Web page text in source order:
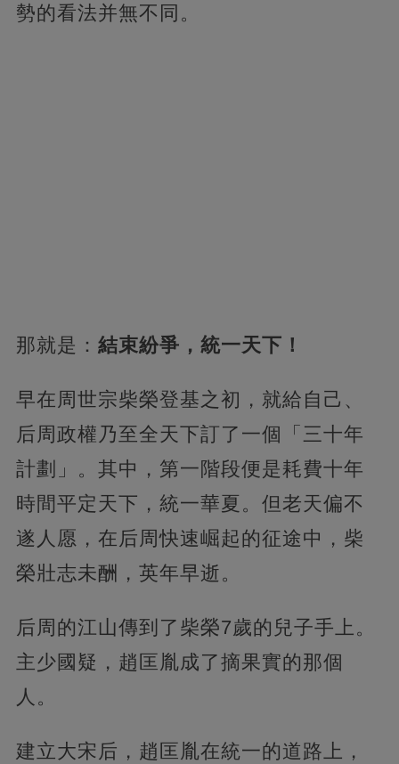
勢的看法并無不同。
那就是： 結束紛爭，統一天下！
早在周世宗柴榮登基之初，就給自己、
后周政權乃至全天下訂了一個「三十年
計劃」。其中，第一階段便是耗費十年
時間平定天下，統一華夏。但老天偏不
遂人愿，在后周快速崛起的征途中，柴
榮壯志未酬，英年早逝。
后周的江山傳到了柴榮7歲的兒子手上。
主少國疑，趙匡胤成了摘果實的那個
人。
建立大宋后，趙匡胤在統一的道路上，